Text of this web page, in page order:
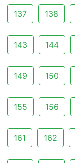
137 138
143 144
149 150
155 156
161 162